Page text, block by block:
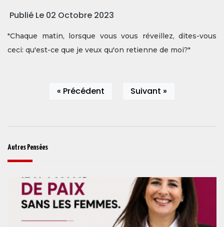
Publié Le 02 Octobre 2023
"Chaque matin, lorsque vous vous réveillez, dites-vous
ceci: qu'est-ce que je veux qu'on retienne de moi?"
« Précédent Suivant »
Autres Pensées